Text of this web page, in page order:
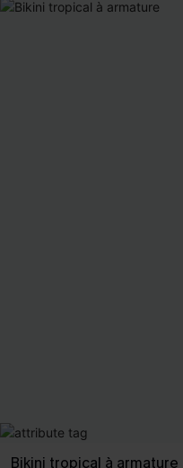
Bikini tropical à armature